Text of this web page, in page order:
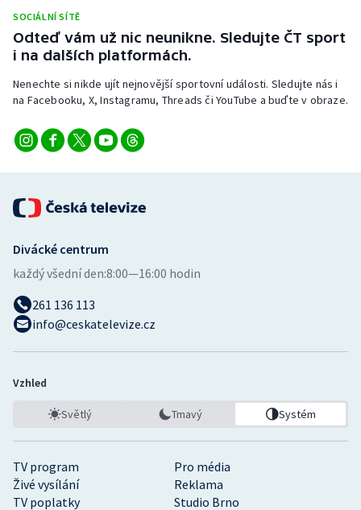
Rychlostní kanoistika
Short track
Triatlon
Vodní slalom
Volejbal
Ostatní
SOCIÁLNÍ SÍTĚ
Odteď vám už nic neunikne. Sledujte ČT sport
i na dalších platformách.
Nenechte si nikde ujít nejnovější sportovní události. Sledujte nás i
na Facebooku, X, Instagramu, Threads či YouTube a buďte v obraze.
TV program
Pro média
Živé vysílání
Reklama
TV poplatky
Studio Brno
Divácké centrum
každý všední den:8:00—16:00 hodin
261 136 113
info@ceskatelevize.cz
Vzhled
Světlý Tmavý Systém